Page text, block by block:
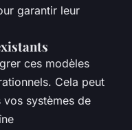
garantir leur
ces modèles
Cela peut
vos systèmes de